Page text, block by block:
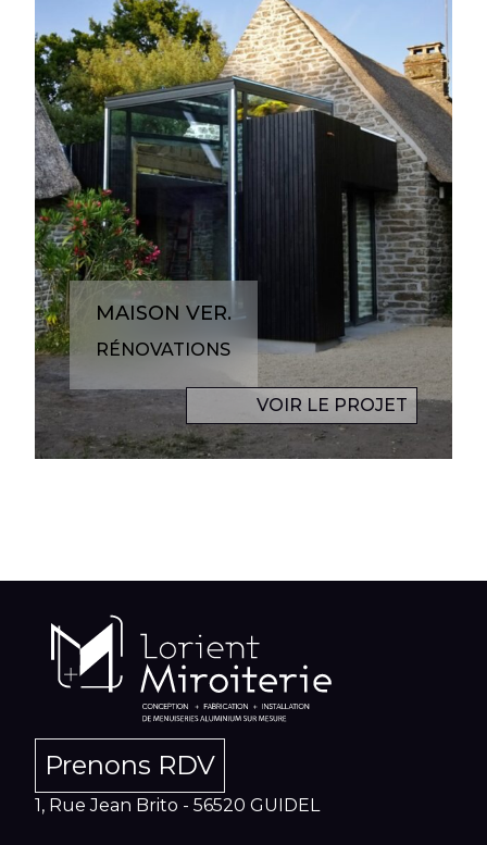
MAISON VER.
RÉNOVATIONS
VOIR LE PROJET
Prenons RDV
1, Rue Jean Brito - 56520 GUIDEL